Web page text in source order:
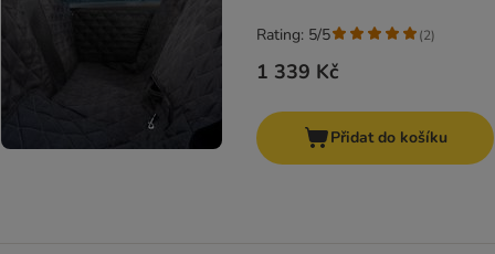
1 339 Kč
Rating: 5/5 (2)
Přidat do košíku